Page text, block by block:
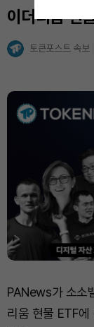
이더리움 현
토큰포스트 속보
PANews가 소소
리움 현물 ETF